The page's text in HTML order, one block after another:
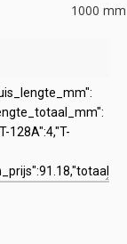
1000 mm